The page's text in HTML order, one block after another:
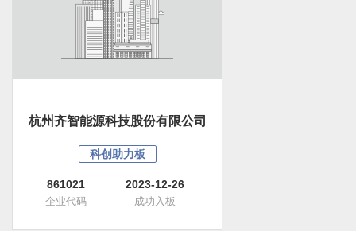
杭州齐智能源科技股份有限公司
科创助力板
861021
企业代码
2023-12-26
成功入板